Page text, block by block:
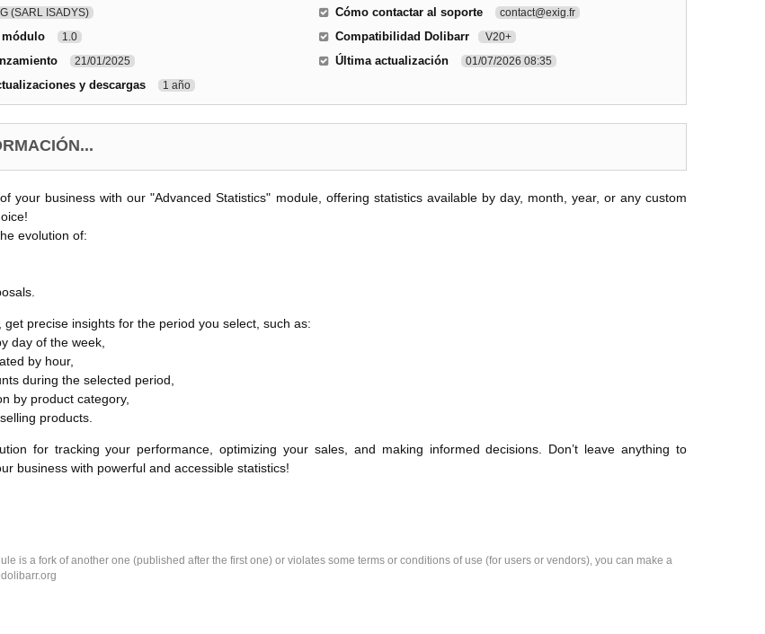
(SARL ISADYS)
módulo 1.0
21/01/2025
y descargas 1 año
Cómo contactar al soporte contact@exig.fr
Compatibilidad Dolibarr V20+
Última actualización 01/07/2026 08:35
your business with our "Advanced Statistics" module, offering statistics available by day, month, year, or any custom
evolution of:
get precise insights for the period you select, such as:
day of the week,
by hour,
during the selected period,
by product category,
products.
for tracking your performance, optimizing your sales, and making informed decisions. Don’t leave anything to
business with powerful and accessible statistics!
is a fork of another one (published after the first one) or violates some terms or conditions of use (for users or vendors), you can make a